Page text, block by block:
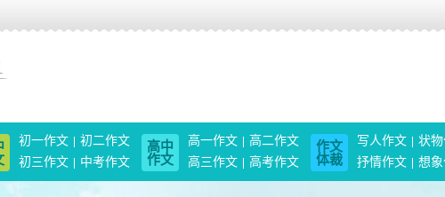
初一作文
初二作文
初三作文
中考作文
高中
作文
高一作文
高二作文
高三作文
高考作文
作文
体裁
写人作文 状
抒情作文
想